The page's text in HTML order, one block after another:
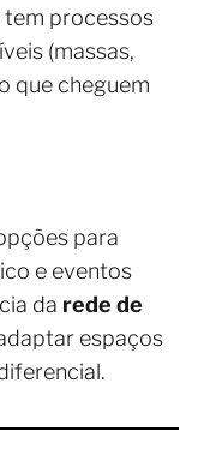
tem processos
(massas,
que cheguem
para
e eventos
da rede de
espaços